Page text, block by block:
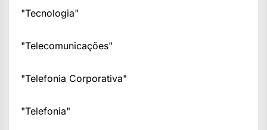
"Tecnologia"
"Telecomunicações"
"Telefonia Corporativa"
"Telefonia"